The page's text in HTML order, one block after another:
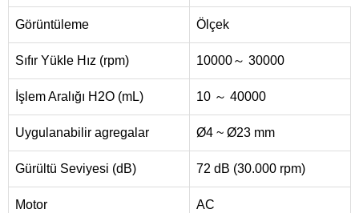
Görüntüleme Ölçek
Sıfır Yükle Hız (rpm) 10000～ 30000
İşlem Aralığı H2O (mL) 10 ～ 40000
Uygulanabilir agregalar Ø4 ~ Ø23 mm
Gürültü Seviyesi (dB) 72 dB (30.000 rpm)
Motor AC